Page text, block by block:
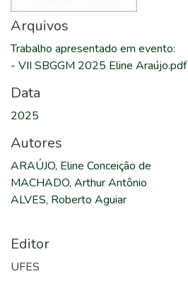
Arquivos
Trabalho apresentado em evento:
- VII SBGGM 2025 Eline Araújo.pdf
Data
2025
Autores
ARAÚJO, Eline Conceição de
MACHADO, Arthur Antônio
ALVES, Roberto Aguiar
Editor
UFES